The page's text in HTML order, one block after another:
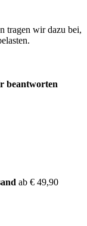
tragen wir dazu bei,
beantworten
ab € 49,90